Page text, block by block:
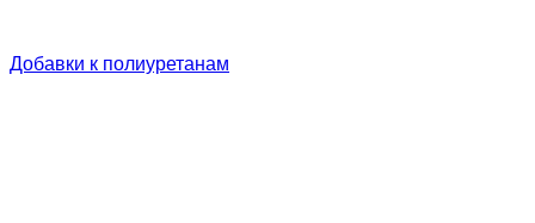
Добавки к полиуретанам